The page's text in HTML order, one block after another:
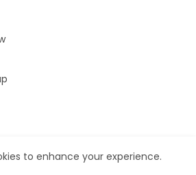
Contact us Privacy Policy
to enhance your experience.